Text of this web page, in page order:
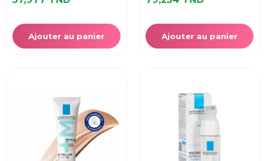
Ajouter au panier Ajouter au panier